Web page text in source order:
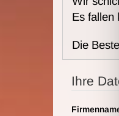
Es fallen
Die
Ihre